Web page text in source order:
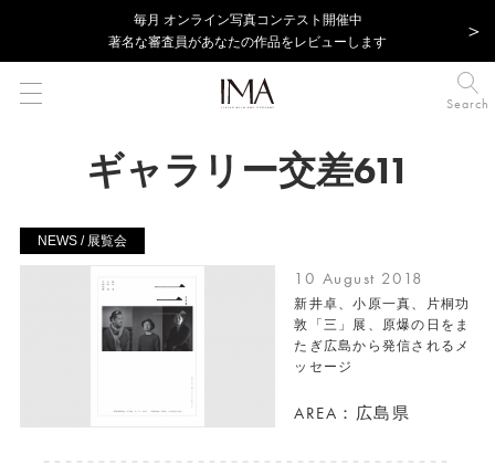
毎⽉ オンライン写真コンテスト開催中
著名な審査員があなたの作品をレビューします
Search
ギャラリー交差611
NEWS / 展覧会
10 August 2018
新井卓、小原一真、片桐功
敦「三」展、原爆の日をま
たぎ広島から発信されるメ
ッセージ
AREA：広島県